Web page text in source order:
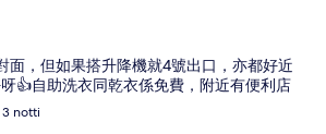
面，但如果搭升降機就4號出口，亦都好近
👍自助洗衣同乾衣係免費，附近有便利店
3 notti